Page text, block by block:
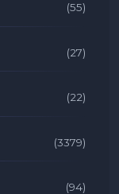
(55)
(27)
(22)
(3379)
(94)